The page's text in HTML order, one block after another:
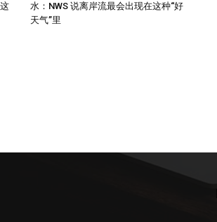
水：NWS 说离岸流最会出现在这种“好
天气”里